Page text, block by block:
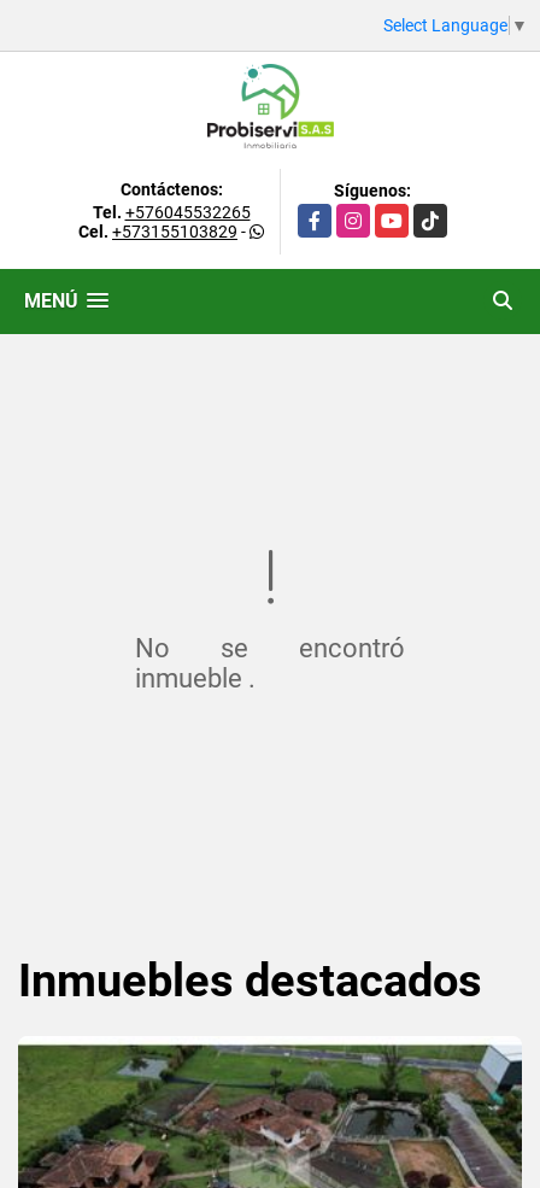
Select Language ▼
Contáctenos:
Tel. +576045532265
Cel. +573155103829 -
Síguenos:
FacebookInstagramYouTubeTikTok
MENÚ
No se encontró
inmueble .
Inmuebles destacados